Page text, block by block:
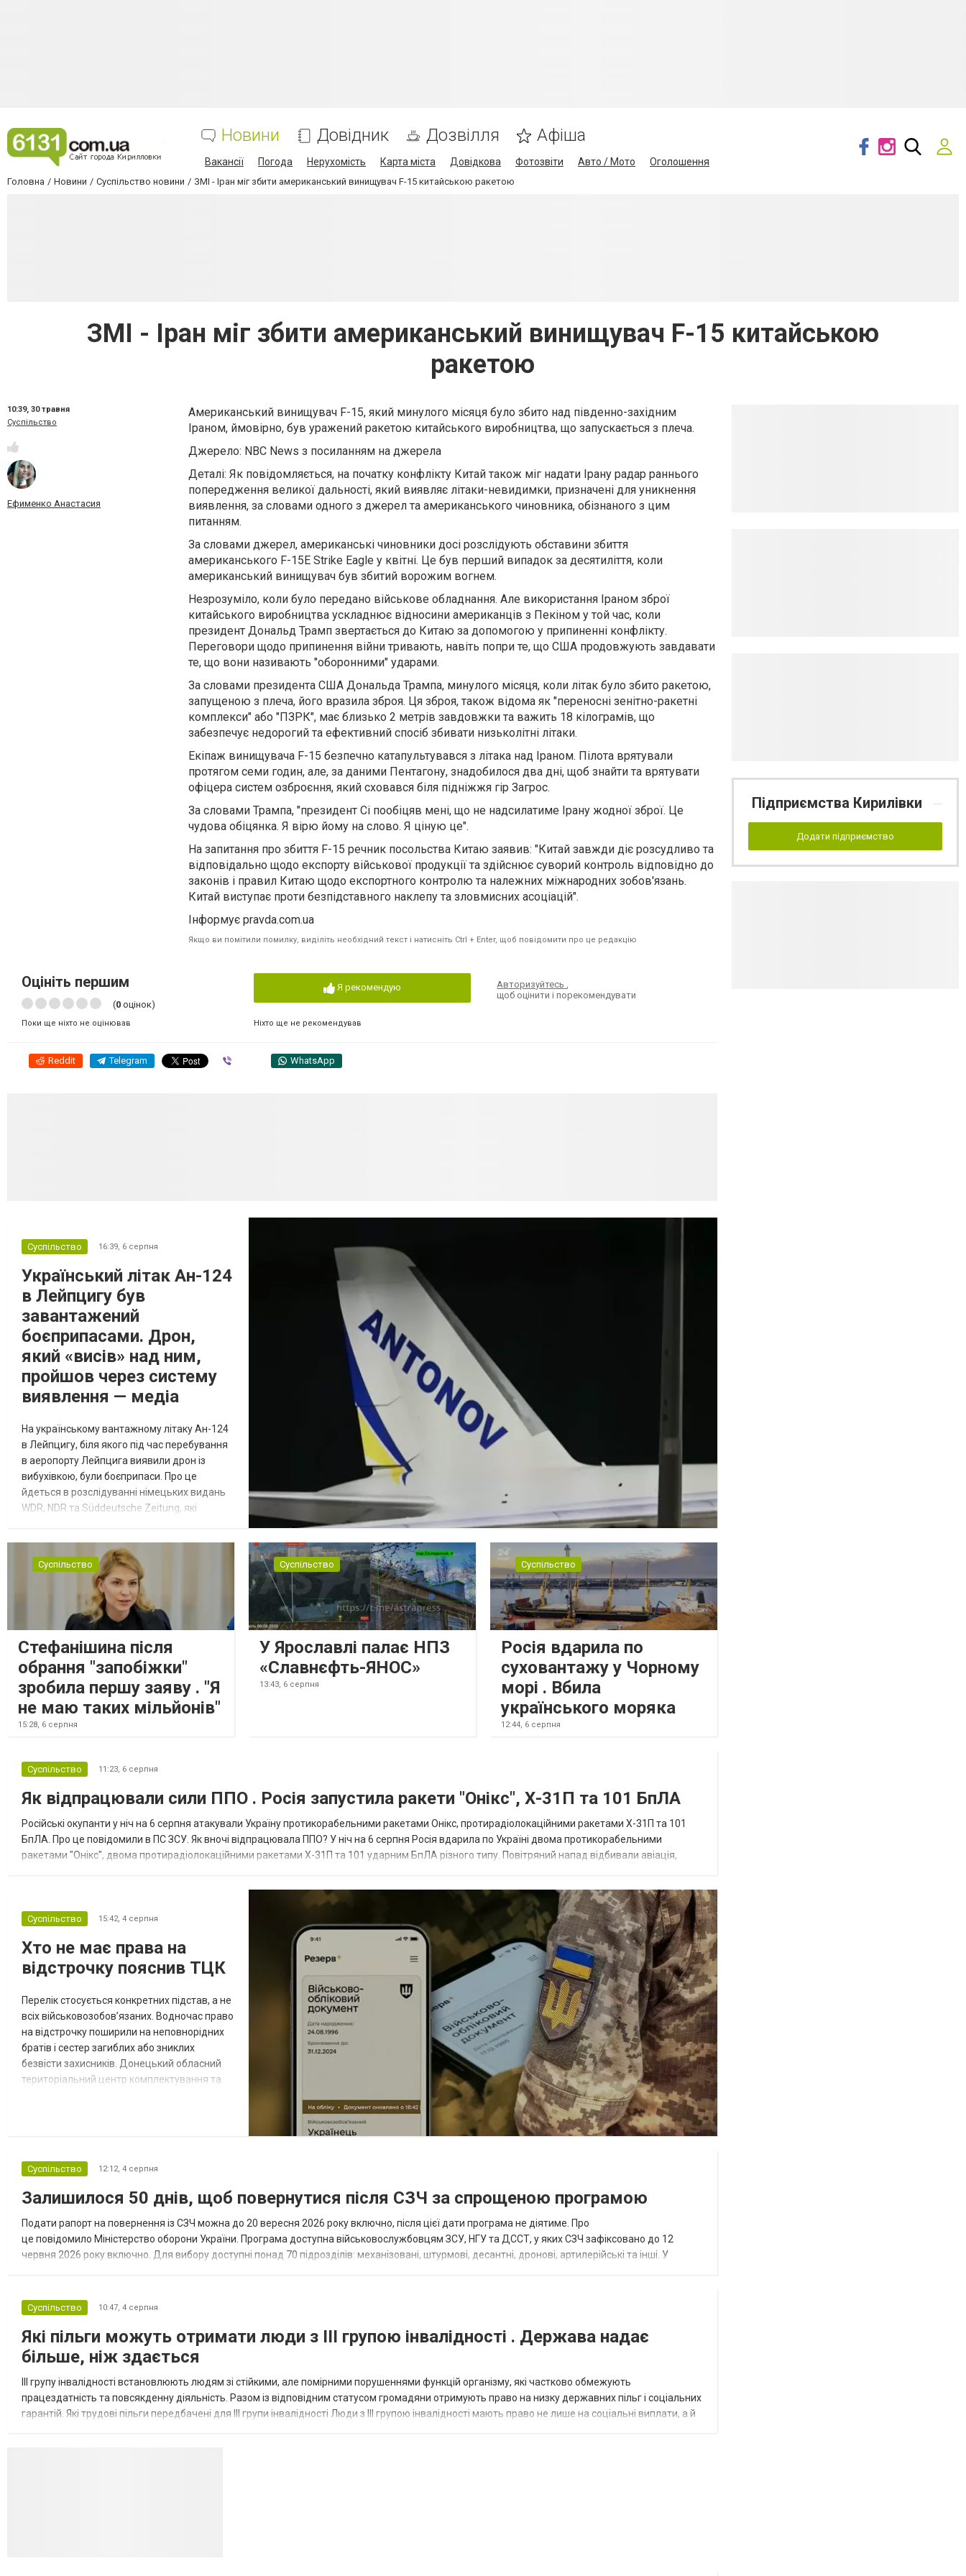
Новини Довідник Дозвілля Афіша
Вакансії Погода Нерухомість Карта міста Довідкова Фотозвіти Авто / Мото Оголошення
Головна Новини Суспільство новини ЗМІ - Іран міг збити американський винищувач F-15 китайською ракетою
ЗМІ - Іран міг збити американський винищувач F-15 китайською
ракетою
10:39, 30 травня
Суспільство
Ефименко Анастасия
Американський винищувач F-15, який минулого місяця було збито над південно-західним
Іраном, ймовірно, був уражений ракетою китайського виробництва, що запускається з плеча.
Джерело: NBC News з посиланням на джерела
Деталі: Як повідомляється, на початку конфлікту Китай також міг надати Ірану радар раннього
попередження великої дальності, який виявляє літаки-невидимки, призначені для уникнення
виявлення, за словами одного з джерел та американського чиновника, обізнаного з цим
питанням.
За словами джерел, американські чиновники досі розслідують обставини збиття
американського F-15E Strike Eagle у квітні. Це був перший випадок за десятиліття, коли
американський винищувач був збитий ворожим вогнем.
Незрозуміло, коли було передано військове обладнання. Але використання Іраном зброї
китайського виробництва ускладнює відносини американців з Пекіном у той час, коли
президент Дональд Трамп звертається до Китаю за допомогою у припиненні конфлікту.
Переговори щодо припинення війни тривають, навіть попри те, що США продовжують завдавати
те, що вони називають "оборонними" ударами.
За словами президента США Дональда Трампа, минулого місяця, коли літак було збито ракетою,
запущеною з плеча, його вразила зброя. Ця зброя, також відома як "переносні зенітно-ракетні
комплекси" або "ПЗРК", має близько 2 метрів завдовжки та важить 18 кілограмів, що
забезпечує недорогий та ефективний спосіб збивати низьколітні літаки.
Екіпаж винищувача F-15 безпечно катапультувався з літака над Іраном. Пілота врятували
протягом семи годин, але, за даними Пентагону, знадобилося два дні, щоб знайти та врятувати
офіцера систем озброєння, який сховався біля підніжжя гір Загрос.
За словами Трампа, "президент Сі пообіцяв мені, що не надсилатиме Ірану жодної зброї. Це
чудова обіцянка. Я вірю йому на слово. Я ціную це".
На запитання про збиття F-15 речник посольства Китаю заявив: "Китай завжди діє розсудливо та
відповідально щодо експорту військової продукції та здійснює суворий контроль відповідно до
законів і правил Китаю щодо експортного контролю та належних міжнародних зобов'язань.
Китай виступає проти безпідставного наклепу та зловмисних асоціацій".
Інформує pravda.com.ua
Якщо ви помітили помилку, виділіть необхідний текст і натисніть Ctrl + Enter, щоб повідомити про це редакцію
Оцініть першим
(0 оцінок)
Поки ще ніхто не оцінював
Я рекомендую
Ніхто ще не рекомендував
Авторизуйтесь,
щоб оцінити і порекомендувати
Reddit Telegram WhatsApp
Суспільство 16:39, 6 серпня
Український літак Ан-124
в Лейпцигу був
завантажений
боєприпасами. Дрон,
який «висів» над ним,
пройшов через систему
виявлення — медіа
На українському вантажному літаку Ан-124
в Лейпцигу, біля якого під час перебування
в аеропорту Лейпцига виявили дрон із
вибухівкою, були боєприпаси. Про це
йдеться в розслідуванні німецьких видань
WDR, NDR та Süddeutsche Zeitung, які
були на борту літака, незадовго до цього
доставили з Франції до Лейпцига, після
чого їх мали транспортувати далі. За
даними слідства, 4 серпня о...
Суспільство
Стефанішина після
обрання "запобіжки"
зробила першу заяву . "Я
не маю таких мільйонів"
15:28, 6 серпня
Суспільство
У Ярославлі палає НПЗ
«Славнєфть-ЯНОС»
13:43, 6 серпня
Суспільство
Росія вдарила по
суховантажу у Чорному
морі . Вбила
українського моряка
12:44, 6 серпня
Суспільство 11:23, 6 серпня
Як відпрацювали сили ППО . Росія запустила ракети "Онікс", Х-31П та 101 БпЛА
Російські окупанти у ніч на 6 серпня атакували Україну протикорабельними ракетами Онікс, протирадіолокаційними ракетами Х-31П та 101
БпЛА. Про це повідомили в ПС ЗСУ. Як вночі відпрацювала ППО? У ніч на 6 серпня Росія вдарила по Україні двома протикорабельними
ракетами "Онікс", двома протирадіолокаційними ракетами Х-31П та 101 ударним БпЛА різного типу. Повітряний напад відбивали авіація,
Суспільство 15:42, 4 серпня
Хто не має права на
відстрочку пояснив ТЦК
Перелік стосується конкретних підстав, а не
всіх військовозобов’язаних. Водночас право
на відстрочку поширили на неповнорідних
братів і сестер загиблих або зниклих
безвісти захисників. Донецький обласний
територіальний центр комплектування та
студенти, боржники з аліме...
Суспільство 12:12, 4 серпня
Залишилося 50 днів, щоб повернутися після СЗЧ за спрощеною програмою
Подати рапорт на повернення із СЗЧ можна до 20 вересня 2026 року включно, після цієї дати програма не діятиме. Про
це повідомило Міністерство оборони України. Програма доступна військовослужбовцям ЗСУ, НГУ та ДССТ, у яких СЗЧ зафіксовано до 12
червня 2026 року включно. Для вибору доступні понад 70 підрозділів: механізовані, штурмові, десантні, дронові, артилерійські та інші. У
Суспільство 10:47, 4 серпня
Які пільги можуть отримати люди з III групою інвалідності . Держава надає
більше, ніж здається
III групу інвалідності встановлюють людям зі стійкими, але помірними порушеннями функцій організму, які частково обмежують
працездатність та повсякденну діяльність. Разом із відповідним статусом громадяни отримують право на низку державних пільг і соціальних
гарантій. Які трудові пільги передбачені для III групи інвалідності Люди з III групою інвалідності мають право не лише на соціальні виплати, а й
Підприємства Кирилівки
Додати підприємство